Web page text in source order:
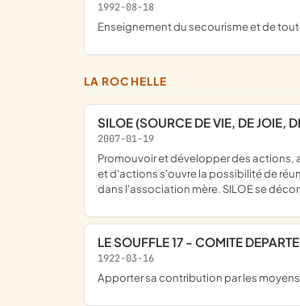
1992-08-18
enseignement du secourisme et de
LA ROCHELLE
SILOE (SOURCE DE VIE, DE JOIE,
2007-01-19
Promouvoir et développer des actions, activités sociales et humanitaires à travers le Monde. SILOE en tant qu'association mère, à travers les différents pôles de développements
et d'actions s'ouvre la possibilité de
dans l'association mère. SILOE se
LE SOUFFLE 17 - COMITE
1922-03-16
Apporter sa contribution par les